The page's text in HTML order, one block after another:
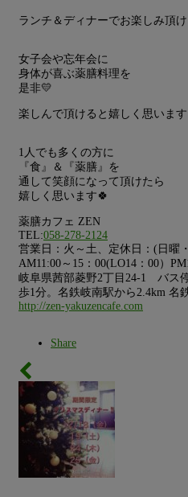
ランチ＆ディナーでお楽しみ頂
女子会や忘年会に
身体が喜ぶ薬膳料理を
是非💛
楽しんで頂けると嬉しく思います
1人でも多くの方に
『食』＆『薬膳』を
通して笑顔になって頂けたら
嬉しく思います🍀
薬膳カフェ ZEN
TEL:058-278-2124
営業日：火～土、定休日：(日曜
AM11:00～15：00(LO14：00）
岐阜県茜部菱野2丁目24-1 バス
歩1分。名鉄岐南駅から2.4km 名
http://zen-yakuzencafe.com
Share